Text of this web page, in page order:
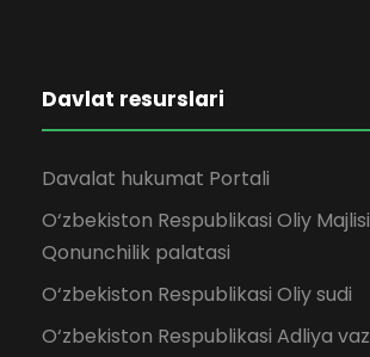
Davlat resurslari
Davalat hukumat Portali
O‘zbekiston Respublikasi Oliy
Qonunchilik palatasi
O‘zbekiston Respublikasi Oliy sudi
O‘zbekiston Respublikasi Adliya